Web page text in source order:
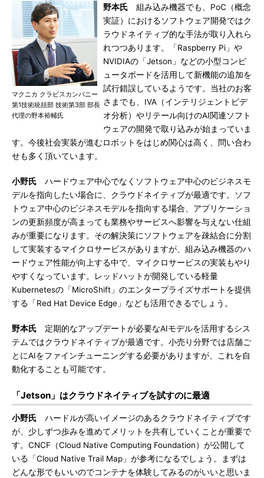
マクニカ クラビスカンパニー
第1技術統括部 技術第3部 部長
代理の野本裕輔氏
野本氏 組み込み機器でも、PoC（概念
実証）におけるソフトウェア開発ではク
ラウドネイティブ的な手法が取り入れら
れつつあります。「Raspberry Pi」や
NVIDIAの「Jetson」などの小型コンピ
ュータボードを活用して新機能の追加を
試行錯誤しているようです。当社のお客
さまでも、IVA（インテリジェントビデ
オ分析）やリテール向けのAI関連ソフト
ウェアの開発で取り込みが始まっていま
す。今後社会実装が進むロボットをはじめ関心は高く、問い合わ
せも多く頂いています。
小野氏 ハードウェア中心でなくソフトウェア中心のビジネスモ
デルを指向したい場合に、クラウドネイティブが最適です。ソフ
トウェア中心のビジネスモデルを指向する場合、アプリケーショ
ンの更新頻度が高まっても業務やサービスへ影響を与えない仕組
みが重要になります。その解決策にソフトウェアを疎結合に分割
して実装するマイクロサービスがありますが、組み込み機器のハ
ードウェア性能が向上する中で、マイクロサービスの実装もやり
やすくなっています。レッドハットが開発している軽量
Kubernetesの「MicroShift」のエンタープライズサポートを提供
する「Red Hat Device Edge」なども活用できるでしょう。
野本氏 定期的なアップデートが必要なAIモデルを活用するシス
テムではクラウドネイティブが最適です。小売り分野では店舗ご
とにAIをファインチューニングする必要がありますが、これを自
動化することも可能です。
「Jetson」はクラウドネイティブを試すのに最適
小野氏 ハードルが高いイメージのあるクラウドネイティブです
が、少しずつ歩みを進めてメリットを共有していくことが重要で
す。CNCF（Cloud Native Computing Foundation）が公開して
いる「Cloud Native Trail Map」が参考になるでしょう。まずは
どんな形でもいいのでコンテナを体験してみるのがいいと思いま